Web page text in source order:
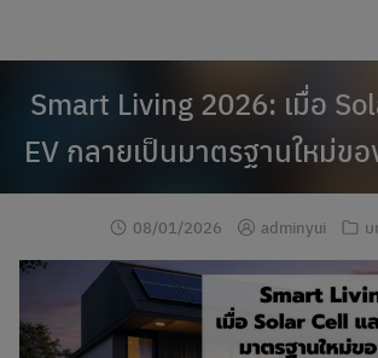
Smart Living 2026: เมื่อ
EV กลายเป็นมาตรฐานใหม่ข
08/01/2026 adminyui